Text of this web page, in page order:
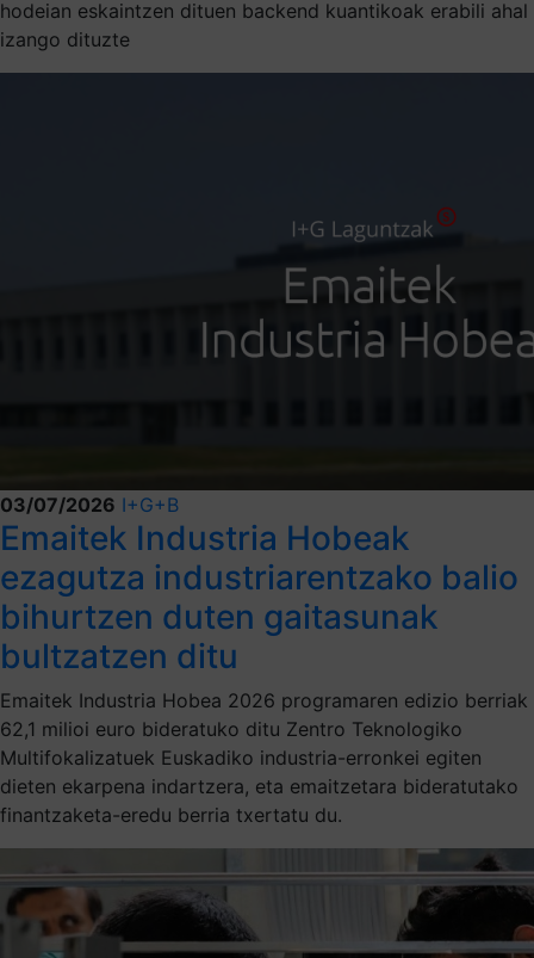
hodeian eskaintzen dituen backend kuantikoak erabili ahal
izango dituzte
03/07/2026 I+G+B
Emaitek Industria Hobeak
ezagutza industriarentzako balio
bihurtzen duten gaitasunak
bultzatzen ditu
Emaitek Industria Hobea 2026 programaren edizio berriak
62,1 milioi euro bideratuko ditu Zentro Teknologiko
Multifokalizatuek Euskadiko industria-erronkei egiten
dieten ekarpena indartzera, eta emaitzetara bideratutako
finantzaketa-eredu berria txertatu du.